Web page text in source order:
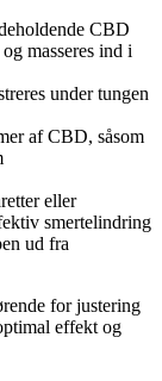
CBD
masseres ind i
under tungen
af CBD, såsom
eller
smertelindring
ud fra
for justering
effekt og